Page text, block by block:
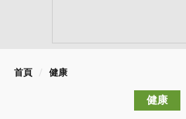
首頁 健康
健康